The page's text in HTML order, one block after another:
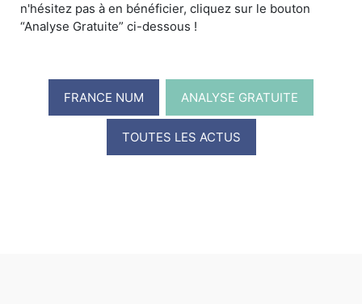
n'hésitez pas à en bénéficier, cliquez sur le bouton
“Analyse Gratuite” ci-dessous !
FRANCE NUM ANALYSE GRATUITE
TOUTES LES ACTUS